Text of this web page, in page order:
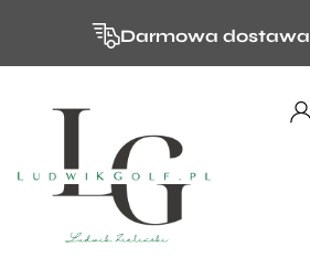
Darmowa dostawa